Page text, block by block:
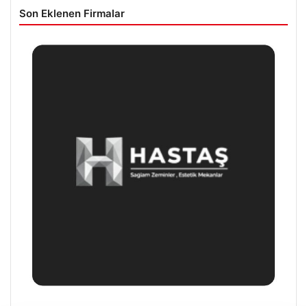
Son Eklenen Firmalar